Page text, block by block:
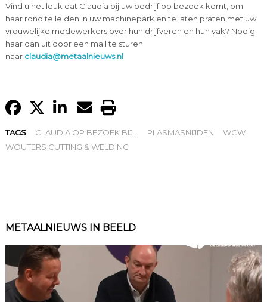
Vind u het leuk dat Claudia bij uw bedrijf op bezoek komt, om
haar rond te leiden in uw machinepark en te laten praten met uw
vrouwelijke medewerkers over hun drijfveren en hun vak? Nodig
haar dan uit door een mail te sturen
naar claudia@metaalnieuws.nl
TAGS CLAUDIA OP BEZOEK BIJ .. PLASMASNIJDEN
WCW
WOUTERS CUTTING & WELDING
METAALNIEUWS IN BEELD